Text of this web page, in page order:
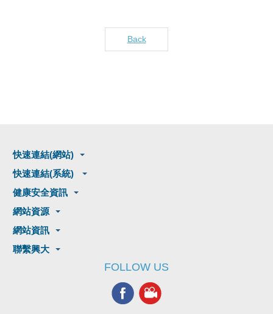
Back
快速連結(網站)
快速連結(系統)
健康安全資訊
網站資源
網站資訊
聯繫興大
FOLLOW US